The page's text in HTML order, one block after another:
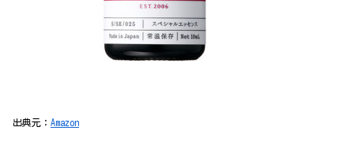
出典元： Amazon